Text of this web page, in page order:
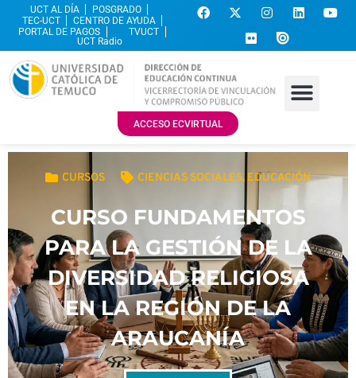
UCT AL DÍA
POSGRADO
TEC-UCT
CENTRO DE AYUDA
PORTAL DE PAGOS
TVUCT
UCT Radio
ACCESO ECVIRTUAL
CURSOS CIENCIAS SOCIALES,EDUCACIÓN
CURSO FUNDAMENTOS
PARA LA GESTIÓN DE LA
DIVERSIDAD RELIGIOSA
EN LA REGIÓN DE LA
ARAUCANÍA